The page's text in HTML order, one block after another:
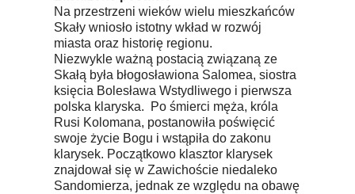
Na przestrzeni wieków wielu mieszkańców
Skały wniosło istotny wkład w rozwój
miasta oraz historię regionu.
Niezwykle ważną postacią związaną ze
Skałą była błogosławiona Salomea, siostra
księcia Bolesława Wstydliwego i pierwsza
polska klaryska. Po śmierci męża, króla
Rusi Kolomana, postanowiła poświęcić
swoje życie Bogu i wstąpiła do zakonu
klarysek. Początkowo klasztor klarysek
znajdował się w Zawichoście niedaleko
Sandomierza, jednak ze względu na obawę